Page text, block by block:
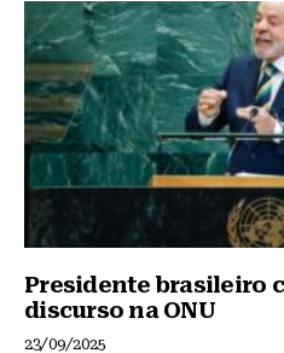
Presidente brasileiro
discurso na ONU
23/09/2025